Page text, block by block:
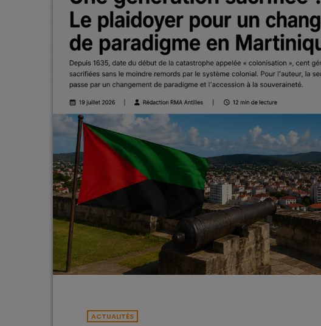
ACTUALITÉS